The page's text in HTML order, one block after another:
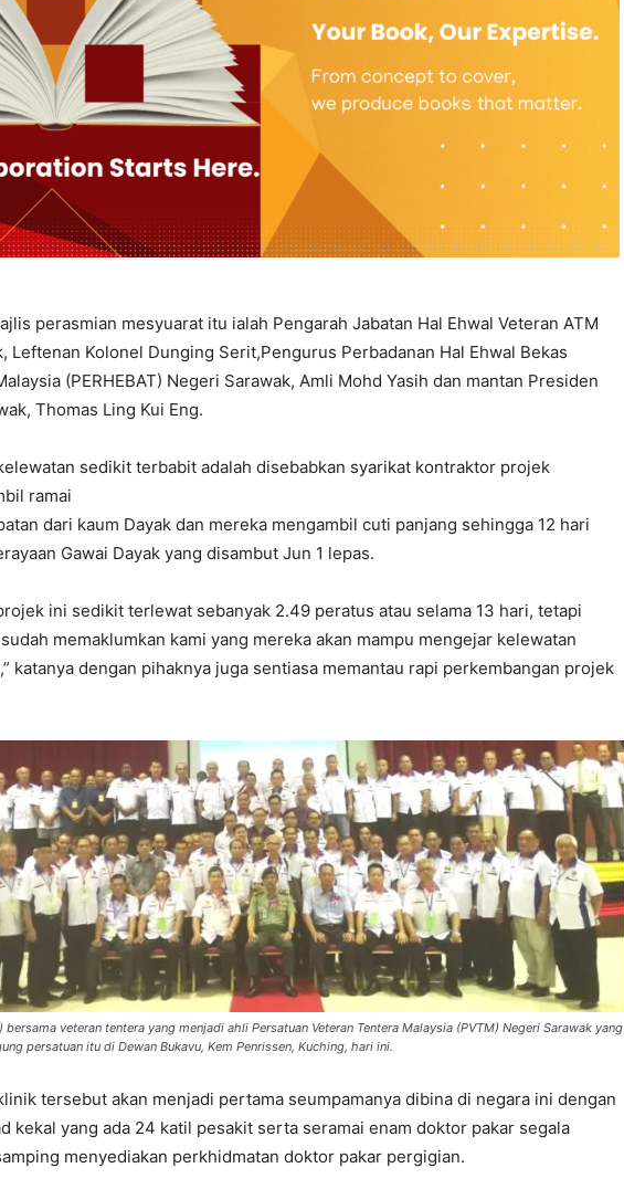
perasmian mesyuarat itu ialah Pengarah Jabatan Hal Ehwal Veteran ATM
Leftenan Kolonel Dunging Serit,Pengurus Perbadanan Hal Ehwal Bekas
(PERHEBAT) Negeri Sarawak, Amli Mohd Yasih dan mantan Presiden
Thomas Ling Kui Eng.
sedikit terbabit adalah disebabkan syarikat kontraktor projek
ramai
dari kaum Dayak dan mereka mengambil cuti panjang sehingga 12 hari
Gawai Dayak yang disambut Jun 1 lepas.
ini sedikit terlewat sebanyak 2.49 peratus atau selama 13 hari, tetapi
memaklumkan kami yang mereka akan mampu mengejar kelewatan
katanya dengan pihaknya juga sentiasa memantau rapi perkembangan projek
veteran tentera yang menjadi ahli Persatuan Veteran Tentera Malaysia (PVTM) Negeri Sarawak yang
persatuan itu di Dewan Bukavu, Kem Penrissen, Kuching, hari ini.
tersebut akan menjadi pertama seumpamanya dibina di negara ini dengan
kekal yang ada 24 katil pesakit serta seramai enam doktor pakar segala
menyediakan perkhidmatan doktor pakar pergigian.